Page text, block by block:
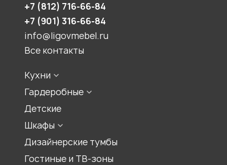
+7 (812) 716-66-84
+7 (901) 316-66-84
info@ligovmebel.ru
Все контакты
Кухни
Стили кухонь
Конфигурации кухонь
Материалы для кухонь
Гардеробные
Встроенная гардеробная
Гардеробная комната
Детские
Шкафы
Шкаф для прихожей
Шкаф-купе
Дизайнерские тумбы
Гостиные и ТВ-зоны